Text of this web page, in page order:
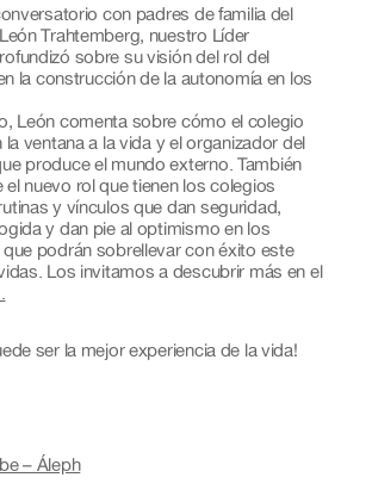
con padres de familia del
Trahtemberg, nuestro Líder
sobre su visión del rol del
la construcción de la autonomía en los
León comenta sobre cómo el colegio
ventana a la vida y el organizador del
produce el mundo externo. También
nuevo rol que tienen los colegios
y vínculos que dan seguridad,
y dan pie al optimismo en los
podrán sobrellevar con éxito este
Los invitamos a descubrir más en el
ser la mejor experiencia de la vida!
– Áleph